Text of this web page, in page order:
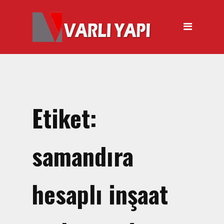
ANASAYFA
HAKKIMIZDA
Tabancası
El Arabası Satışı – Toptan,
Perakende Satış
İnşaat Küreği
Balyoz Malzemesi Satışı
Etiket:
samandıra
hesaplı inşaat